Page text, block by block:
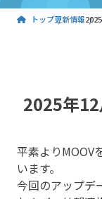
トップ更新情報
2025年
平素よりMOOV
います。
今回のアップデ